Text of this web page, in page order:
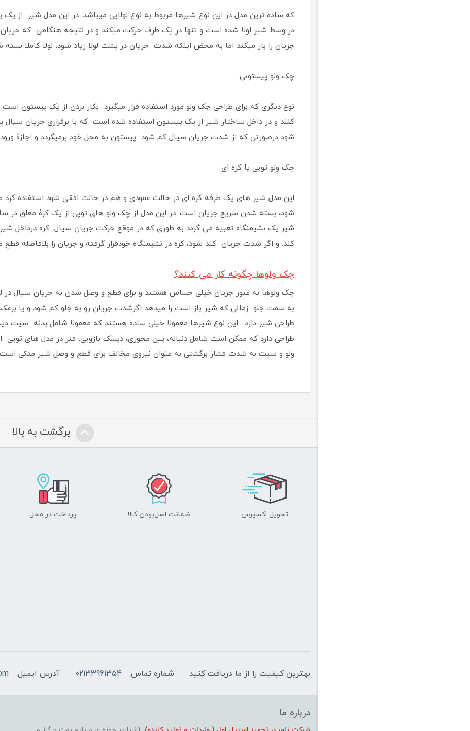
که ساده ترین مدل در این نوع شیرها مربوط به نوع لولایی میباشد. در این مدل شیر از
در وسط شیر لولا شده است و تنها در یک طرف حرکت میکند و در نتیجه هنگامی که جریان
جریان را باز میکند اما به محض اینکه شدت جریان در پشت لولا زیاد شود، لولا کاملا
چک ولو پیستونی :
نوع دیگری که برای طراحی چک ولو مورد استفاده قرار میگیرد بکار بردن از یک پیستون
کنند و در داخل ساختار شیر از یک پیستون استفاده شده است که با برقراری جریان سیال
شود درصورتی که از شدت جریان سیال کم شود پیستون به محل خود برمیگردد و اجازۀ ورود
چک ولو توپی یا کره ای :
این مدل شیر های یک طرفه کره ای در حالت عمودی و هم در حالت افقی شود استفاده
شود، بسته شدن سریع جریان است. در این مدل از چک ولو های توپی از یک کرۀ معلق در
شیر یک نشیمنگاه تعبیه می گردد به طوری که در موقع حرکت جریان سیال کره درداخل
کند. و اگر شدت جریان کند شود، کره در نشیمنگاه خودقرار گرفته و جریان را بلافاصله قطع
چک ولوها چگونه کار می کنند؟
چک ولوها به عبور جریان خیلی حساس هستند و برای قطع و وصل شدن به جریان سیال در
به سمت جلو زمانی که شیر باز است را میدهد اگرشدت جریان رو به جلو کم شود و یا
طراحی شیر دارد . این نوع شیرها معمولا خیلی ساده هستند که معمولا شامل بدنه سیت
طراحی دارد که ممکن است شامل دنباله، پین محوری، دیسک بازویی، فنر در مدل های
ولو و سیت به شدت فشار برگشتی به عنوان نیروی مخالف برای قطع و وصل شیر متکی
برگشت به بالا
تحویل اکسپرس ضمانت اصل‌بودن کالا پرداخت در محل
بهترین کیفیت را از ما دریافت کنید شماره تماس: 02133961354 آدرس ایمیل:
درباره ما